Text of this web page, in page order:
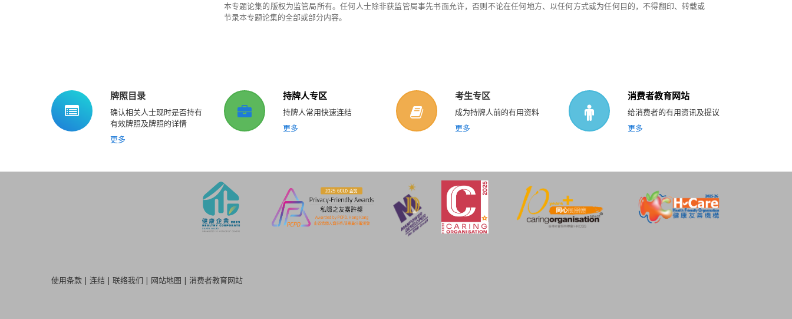
本专题论集的版权为监管局所有。任何人士除非获监管局事先书面允许，否则不论在任何地方、以任何方式或为任何目的，不得翻印、转载或
节录本专题论集的全部或部分内容。
牌照目录
确认相关人士现时是否持有
有效牌照及牌照的详情
更多
持牌人专区
持牌人常用快速连结
更多
考生专区
成为持牌人前的有用资料
更多
消费者教育网站
给消费者的有用资讯及提议
更多
使用条款 | 连结 | 联络我们 | 网站地图 | 消费者教育网站